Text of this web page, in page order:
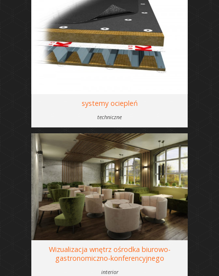
systemy ociepleń
techniczne
Wizualizacja wnętrz ośrodka biurowo-
gastronomiczno-konferencyjnego
interior